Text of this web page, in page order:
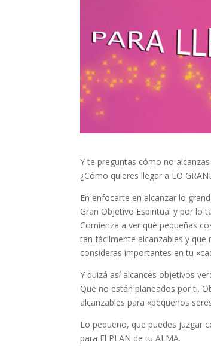
Y te preguntas cómo no
¿Cómo quieres llegar a LO
En enfocarte en alcanzar lo
Gran Objetivo Espiritual y por lo
Comienza a ver qué pequeñas
tan fácilmente alcanzables y
consideras importantes en tu
Y quizá así alcances objetivos
Que no están planeados por ti.
alcanzables para «pequeños
Lo pequeño, que puedes juzgar
para El PLAN de tu ALMA.